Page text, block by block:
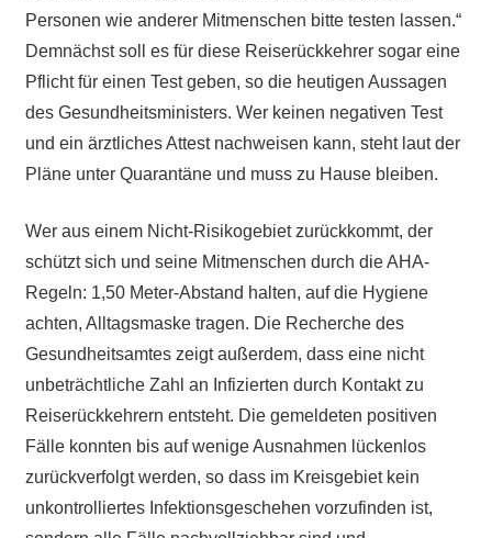
Personen wie anderer Mitmenschen bitte testen lassen.“
Demnächst soll es für diese Reiserückkehrer sogar eine
Pflicht für einen Test geben, so die heutigen Aussagen
des Gesundheitsministers. Wer keinen negativen Test
und ein ärztliches Attest nachweisen kann, steht laut der
Pläne unter Quarantäne und muss zu Hause bleiben.
Wer aus einem Nicht-Risikogebiet zurückkommt, der
schützt sich und seine Mitmenschen durch die AHA-
Regeln: 1,50 Meter-Abstand halten, auf die Hygiene
achten, Alltagsmaske tragen. Die Recherche des
Gesundheitsamtes zeigt außerdem, dass eine nicht
unbeträchtliche Zahl an Infizierten durch Kontakt zu
Reiserückkehrern entsteht. Die gemeldeten positiven
Fälle konnten bis auf wenige Ausnahmen lückenlos
zurückverfolgt werden, so dass im Kreisgebiet kein
unkontrolliertes Infektionsgeschehen vorzufinden ist,